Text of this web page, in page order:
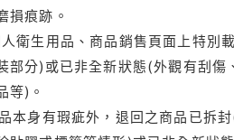
損痕跡。
衛生用品、商品銷售頁面上特別
部分)或已非全新狀態(外觀有刮
等)。
本身有瑕疵外，退回之商品已拆